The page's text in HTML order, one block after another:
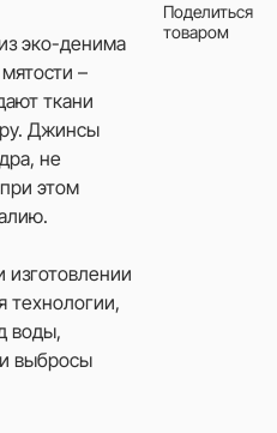
эко-денима
–
ткани
Джинсы
не
этом
изготовлении
технологии,
воды,
выбросы
Поделиться
товаром